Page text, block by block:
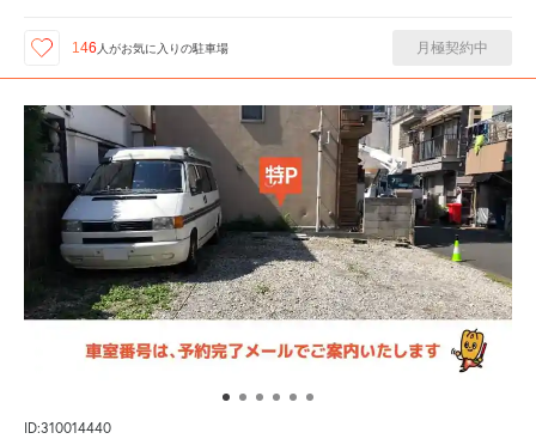
146 人がお気に入りの駐車場 月極契約中
ID:310014440